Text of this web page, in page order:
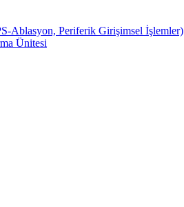
Ablasyon, Periferik Girişimsel İşlemler)
Ünitesi